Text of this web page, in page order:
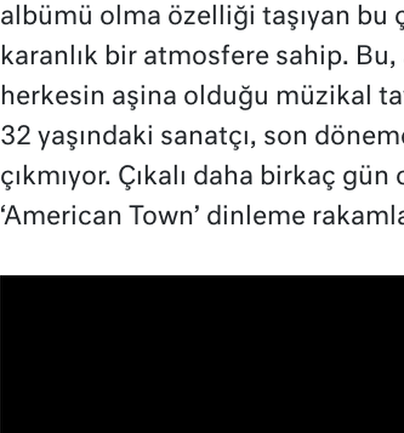
albümü olma özelliği taşıyan bu
karanlık bir atmosfere sahip. Bu,
herkesin aşina olduğu müzikal
32 yaşındaki sanatçı, son
çıkmıyor. Çıkalı daha birkaç
‘American Town’ dinleme